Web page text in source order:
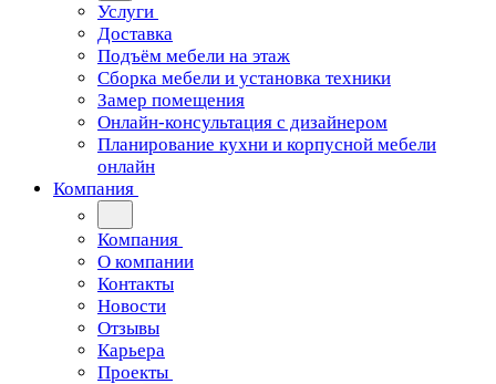
Услуги
Доставка
Подъём мебели на этаж
Сборка мебели и установка техники
Замер помещения
Онлайн-консультация с дизайнером
Планирование кухни и корпусной мебели
онлайн
Компания
Компания
О компании
Контакты
Новости
Отзывы
Карьера
Проекты